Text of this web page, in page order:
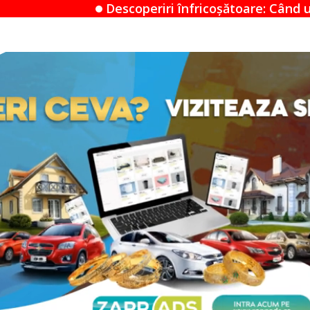
înfricoșătoare: Când un Airbnb devine un